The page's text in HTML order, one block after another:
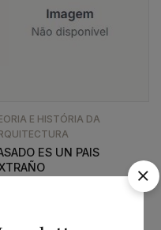
E HISTÓRIA DA
ES UN PAIS